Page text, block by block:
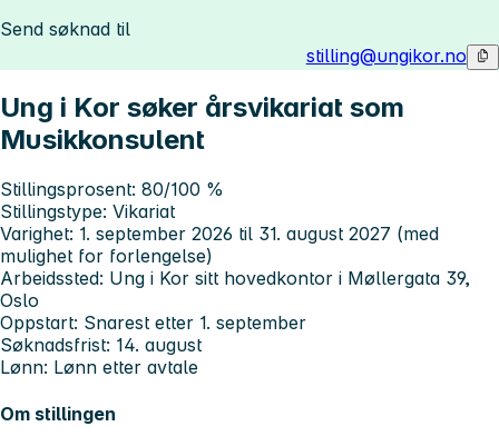
Send søknad til
stilling@ungikor.no
Ung i Kor søker årsvikariat som
Musikkonsulent
Stillingsprosent: 80/100 %
Stillingstype: Vikariat
Varighet: 1. september 2026 til 31. august 2027 (med
mulighet for forlengelse)
Arbeidssted: Ung i Kor sitt hovedkontor i Møllergata 39,
Oslo
Oppstart: Snarest etter 1. september
Søknadsfrist: 14. august
Lønn: Lønn etter avtale
Om stillingen